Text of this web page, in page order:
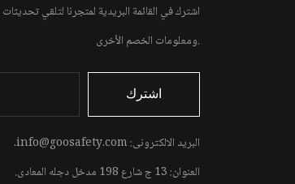
اشترك في القائمة البريدية لمتجرنا لتلقي
ومعلومات الخصم الأخرى.
البريد الالكترونى: info@goosafety.com.
العنوان: 13 ج شارع 198 مدخل دجله المعادى.